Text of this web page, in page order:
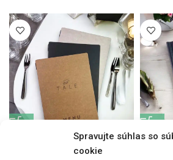
Spravujte súhlas so
cookie
Jedálny lístok SNAPP A4